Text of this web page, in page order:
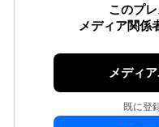
このプレ
メディア関係
メディ
既に登